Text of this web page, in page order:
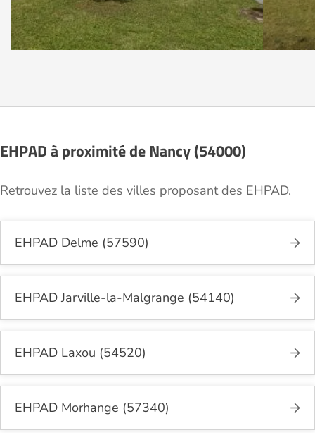
EHPAD à proximité de Nancy (54000)
Retrouvez la liste des villes proposant des EHPAD.
EHPAD Delme (57590)
EHPAD Jarville-la-Malgrange (54140)
EHPAD Laxou (54520)
EHPAD Morhange (57340)